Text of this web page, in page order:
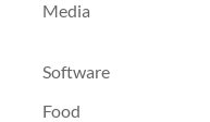
Media
Software
Food